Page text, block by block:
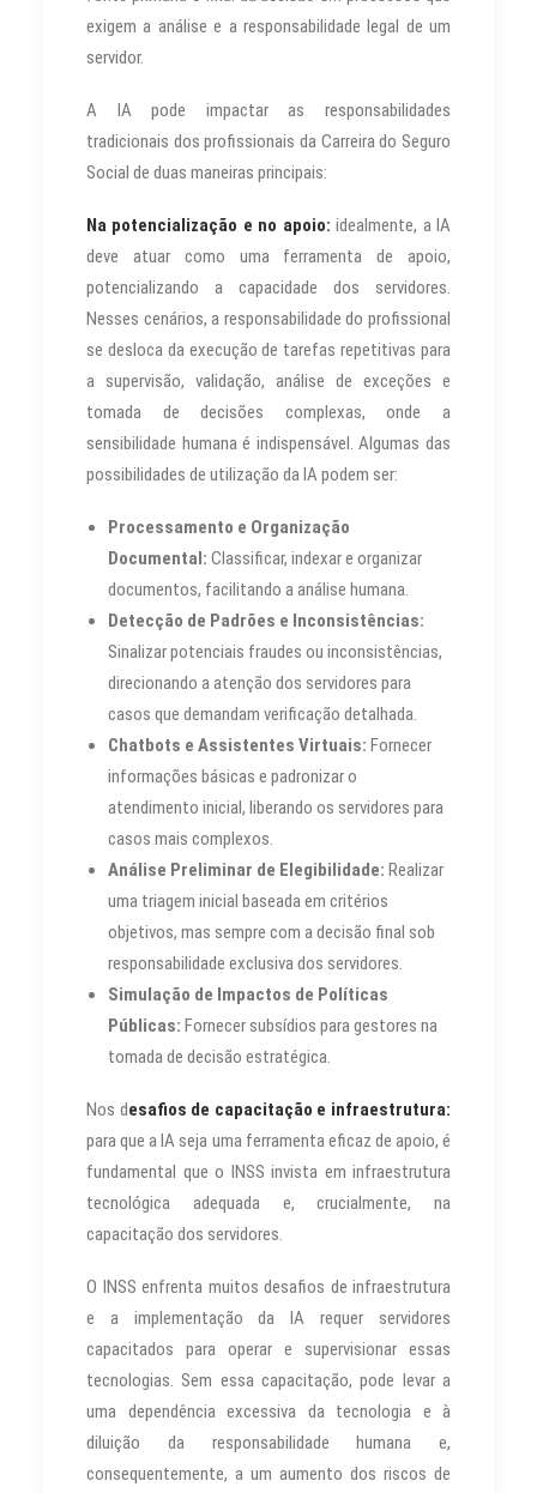
exigem a análise e a responsabilidade legal de um
servidor.
A IA pode impactar as responsabilidades
tradicionais dos profissionais da Carreira do Seguro
Social de duas maneiras principais:
Na potencialização e no apoio: idealmente, a IA
deve atuar como uma ferramenta de apoio,
potencializando a capacidade dos servidores.
Nesses cenários, a responsabilidade do profissional
se desloca da execução de tarefas repetitivas para
a supervisão, validação, análise de exceções e
tomada de decisões complexas, onde a
sensibilidade humana é indispensável. Algumas das
possibilidades de utilização da IA podem ser:
Processamento e Organização
Documental: Classificar, indexar e organizar
documentos, facilitando a análise humana.
Detecção de Padrões e Inconsistências:
Sinalizar potenciais fraudes ou inconsistências,
direcionando a atenção dos servidores para
casos que demandam verificação detalhada.
Chatbots e Assistentes Virtuais: Fornecer
informações básicas e padronizar o
atendimento inicial, liberando os servidores para
casos mais complexos.
Análise Preliminar de Elegibilidade: Realizar
uma triagem inicial baseada em critérios
objetivos, mas sempre com a decisão final sob
responsabilidade exclusiva dos servidores.
Simulação de Impactos de Políticas
Públicas: Fornecer subsídios para gestores na
tomada de decisão estratégica.
Nos desafios de capacitação e infraestrutura:
para que a IA seja uma ferramenta eficaz de apoio, é
fundamental que o INSS invista em infraestrutura
tecnológica adequada e, crucialmente, na
capacitação dos servidores.
O INSS enfrenta muitos desafios de infraestrutura
e a implementação da IA requer servidores
capacitados para operar e supervisionar essas
tecnologias. Sem essa capacitação, pode levar a
uma dependência excessiva da tecnologia e à
diluição da responsabilidade humana e,
consequentemente, a um aumento dos riscos de